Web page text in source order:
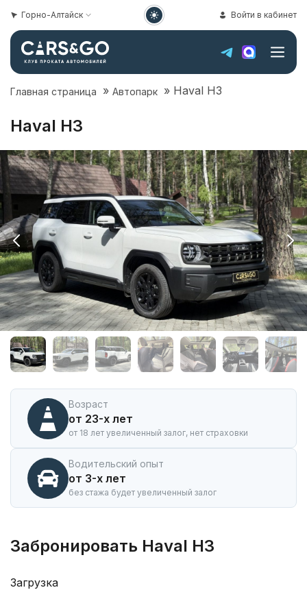
Горно-Алтайск Войти в кабинет
Главная страница » Автопарк » Haval H3
Haval H3
Аренда
автомобиля
Haval
H3
Горно-
Алтайске
Возраст
от 23-х лет
от 18 лет увеличенный залог, нет страховки
Водительский опыт
от 3-х лет
без стажа будет увеличенный залог
Забронировать Haval H3
Загрузка